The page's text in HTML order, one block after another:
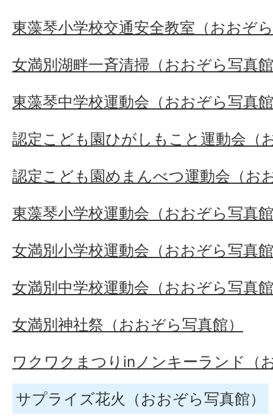
東藻琴小学校交通安全教室（おおぞ
女満別湖畔一斉清掃（おおぞら写真
東藻琴中学校運動会（おおぞら写真
認定こども園ひがしもこと運動会（
認定こども園めまんべつ運動会（お
東藻琴小学校運動会（おおぞら写真
女満別小学校運動会（おおぞら写真
女満別中学校運動会（おおぞら写真
女満別神社祭（おおぞら写真館）
ワクワクまつりinノンキーランド（
サプライズ花火（おおぞら写真館）